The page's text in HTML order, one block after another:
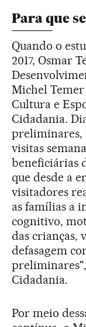
Para que
Quando o
2017, Osmar
Michel
Cultura e
Cidadania.
preliminares,
visitas
beneficiárias
que desde a
visitadores
as famílias a
cognitivo,
das crianças,
defasagem
Cidadania.
Por meio